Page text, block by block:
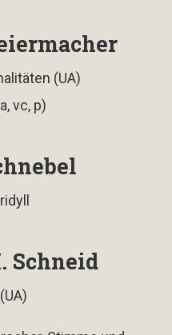
(UA)
vc, p)
Schneid